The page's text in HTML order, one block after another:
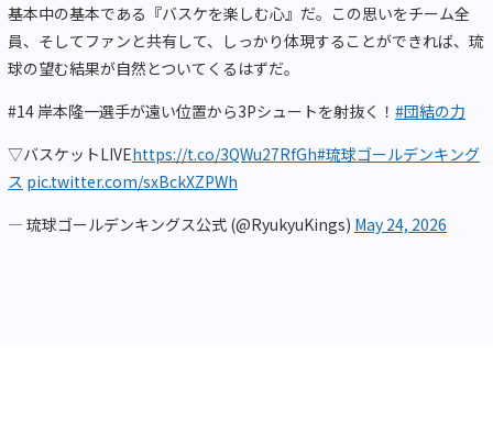
基本中の基本である『バスケを楽しむ心』だ。この思いをチーム全
員、そしてファンと共有して、しっかり体現することができれば、琉
球の望む結果が自然とついてくるはずだ。
#14 岸本隆一選手が遠い位置から3Pシュートを射抜く！ #団結の力
▽バスケットLIVEhttps://t.co/3QWu27RfGh#琉球ゴールデンキング
ス pic.twitter.com/sxBckXZPWh
— 琉球ゴールデンキングス公式 (@RyukyuKings) May 24, 2026